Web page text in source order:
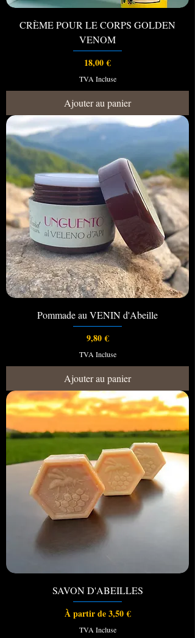
CRÈME POUR LE CORPS GOLDEN
VENOM
Prix
18,00 €
TVA Incluse
Ajouter au panier
Pommade au VENIN d'Abeille
Prix
9,80 €
TVA Incluse
Ajouter au panier
SAVON D'ABEILLES
À partir de3,50 €
Prix promotionnel
TVA Incluse